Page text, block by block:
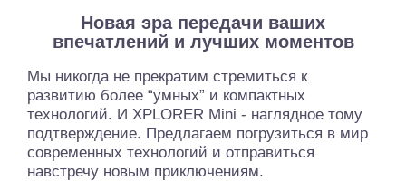
Новая эра передачи ваших
впечатлений и лучших моментов
Мы никогда не прекратим стремиться к
развитию более “умных” и компактных
технологий. И XPLORER Mini - наглядное тому
подтверждение. Предлагаем погрузиться в мир
современных технологий и отправиться
навстречу новым приключениям.